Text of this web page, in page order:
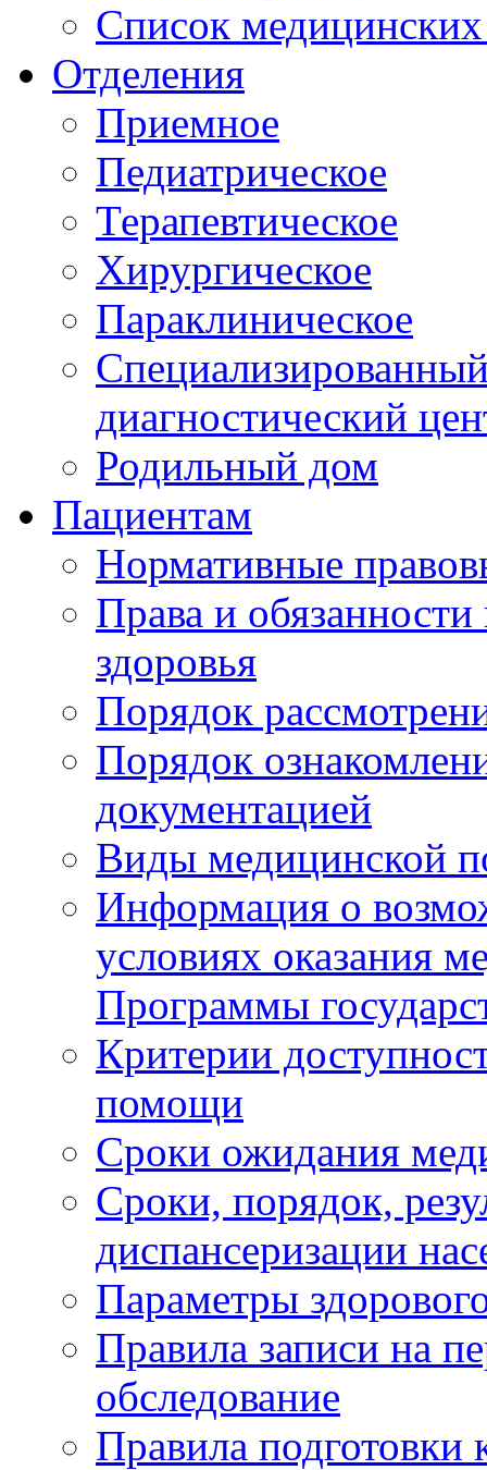
Список медицинских
Отделения
Приемное
Педиатрическое
Терапевтическое
Хирургическое
Параклиническое
диагностический
Родильный дом
Пациентам
Нормативные
Права и
здоровья
Порядок
Порядок
документацией
Виды медицинской
Информация о
условиях оказания
Программы
Критерии
помощи
Сроки ожидания
Сроки, порядок,
диспансеризации
Параметры
Правила записи на
обследование
Правила подготовки